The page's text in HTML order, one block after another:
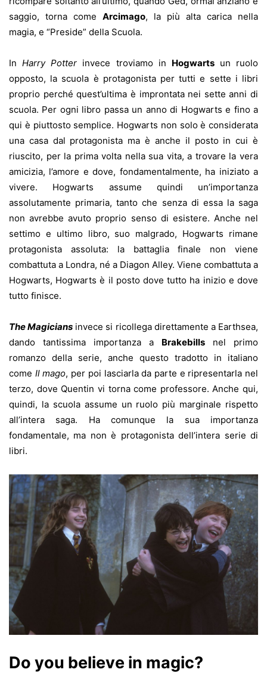
saggio, torna come Arcimago, la più alta carica nella
magia, e “Preside” della Scuola.
InHarry Potter invece troviamo in Hogwartsun ruolo
opposto, la scuola è protagonista per tutti e sette i libri
proprio perché quest’ultima è improntata nei sette anni di
scuola. Per ogni libro passa un anno di Hogwarts e fino a
qui è piuttosto semplice. Hogwarts non solo è considerata
una casa dal protagonista ma è anche il posto in cui è
riuscito, per la prima volta nella sua vita, a trovare la vera
amicizia, l’amore e dove, fondamentalmente, ha iniziato a
vivere. Hogwarts assume quindi un’importanza
assolutamente primaria, tanto che senza di essa la saga
non avrebbe avuto proprio senso di esistere. Anche nel
settimo e ultimo libro, suo malgrado, Hogwarts rimane
protagonista assoluta: la battaglia finale non viene
combattuta a Londra, né a Diagon Alley. Viene combattuta a
Hogwarts, Hogwarts è il posto dove tutto ha inizio e dove
tutto finisce.
The Magicians invece si ricollega direttamente a Earthsea,
dando tantissima importanza a Brakebills nel primo
romanzo della serie, anche questo tradotto in italiano
come Il mago, per poi lasciarla da parte e ripresentarla nel
terzo, dove Quentin vi torna come professore. Anche qui,
quindi, la scuola assume un ruolo più marginale rispetto
all’intera saga. Ha comunque la sua importanza
fondamentale, ma non è protagonista dell’intera serie di
libri.
Do you believe in magic?